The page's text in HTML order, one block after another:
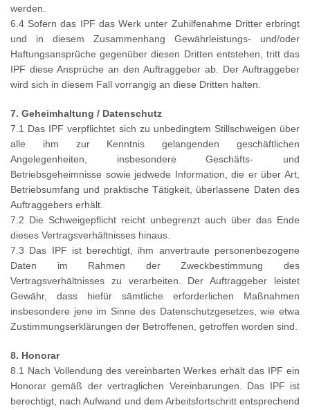
werden.
6.4 Sofern das IPF das Werk unter Zuhilfenahme Dritter erbringt
und in diesem Zusammenhang Gewährleistungs- und/oder
Haftungsansprüche gegenüber diesen Dritten entstehen, tritt das
IPF diese Ansprüche an den Auftraggeber ab. Der Auftraggeber
wird sich in diesem Fall vorrangig an diese Dritten halten.
7. Geheimhaltung / Datenschutz
7.1 Das IPF verpflichtet sich zu unbedingtem Stillschweigen über
alle ihm zur Kenntnis gelangenden geschäftlichen
Angelegenheiten, insbesondere Geschäfts- und
Betriebsgeheimnisse sowie jedwede Information, die er über Art,
Betriebsumfang und praktische Tätigkeit, überlassene Daten des
Auftraggebers erhält.
7.2 Die Schweigepflicht reicht unbegrenzt auch über das Ende
dieses Vertragsverhältnisses hinaus.
7.3 Das IPF ist berechtigt, ihm anvertraute personenbezogene
Daten im Rahmen der Zweckbestimmung des
Vertragsverhältnisses zu verarbeiten. Der Auftraggeber leistet
Gewähr, dass hiefür sämtliche erforderlichen Maßnahmen
insbesondere jene im Sinne des Datenschutzgesetzes, wie etwa
Zustimmungserklärungen der Betroffenen, getroffen worden sind.
8. Honorar
8.1 Nach Vollendung des vereinbarten Werkes erhält das IPF ein
Honorar gemäß der vertraglichen Vereinbarungen. Das IPF ist
berechtigt, nach Aufwand und dem Arbeitsfortschritt entsprechend